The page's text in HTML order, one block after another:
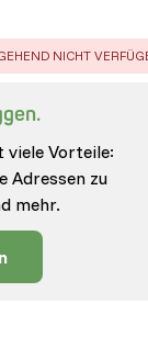
NICHT
viele Vorteile:
Adressen zu
mehr.